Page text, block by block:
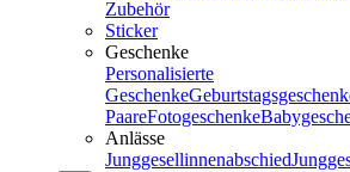
Zubehör
Sticker
Geschenke
Personalisierte
Geschenke
PaareFotogeschenke
Anlässe
Junggesellinnenabschied